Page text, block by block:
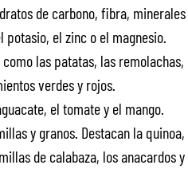
de carbono, fibra, minerales
potasio, el zinc o el magnesio.
las patatas, las remolachas,
verdes y rojos.
el tomate y el mango.
y granos. Destacan la
de calabaza, los anacardos